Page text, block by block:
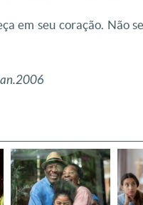
em seu coração. Não